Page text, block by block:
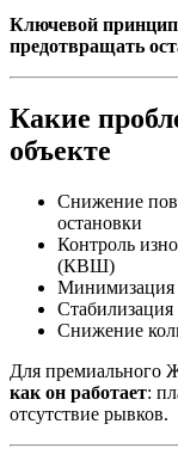
Ключевой принцип
предотвращать
Какие
объекте
Снижение
остановки
Контроль
(КВШ)
Минимизация
Снижение
Для премиального
как он работает:
отсутствие рывков.